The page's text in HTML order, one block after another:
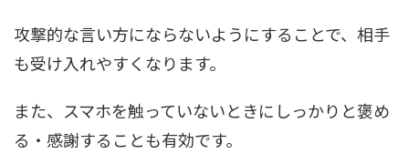
攻撃的な言い方にならないようにすることで、相手
も受け入れやすくなります。
また、スマホを触っていないときにしっかりと褒め
る・感謝することも有効です。